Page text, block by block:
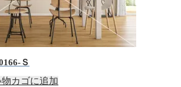
Ｓ
カゴに追加